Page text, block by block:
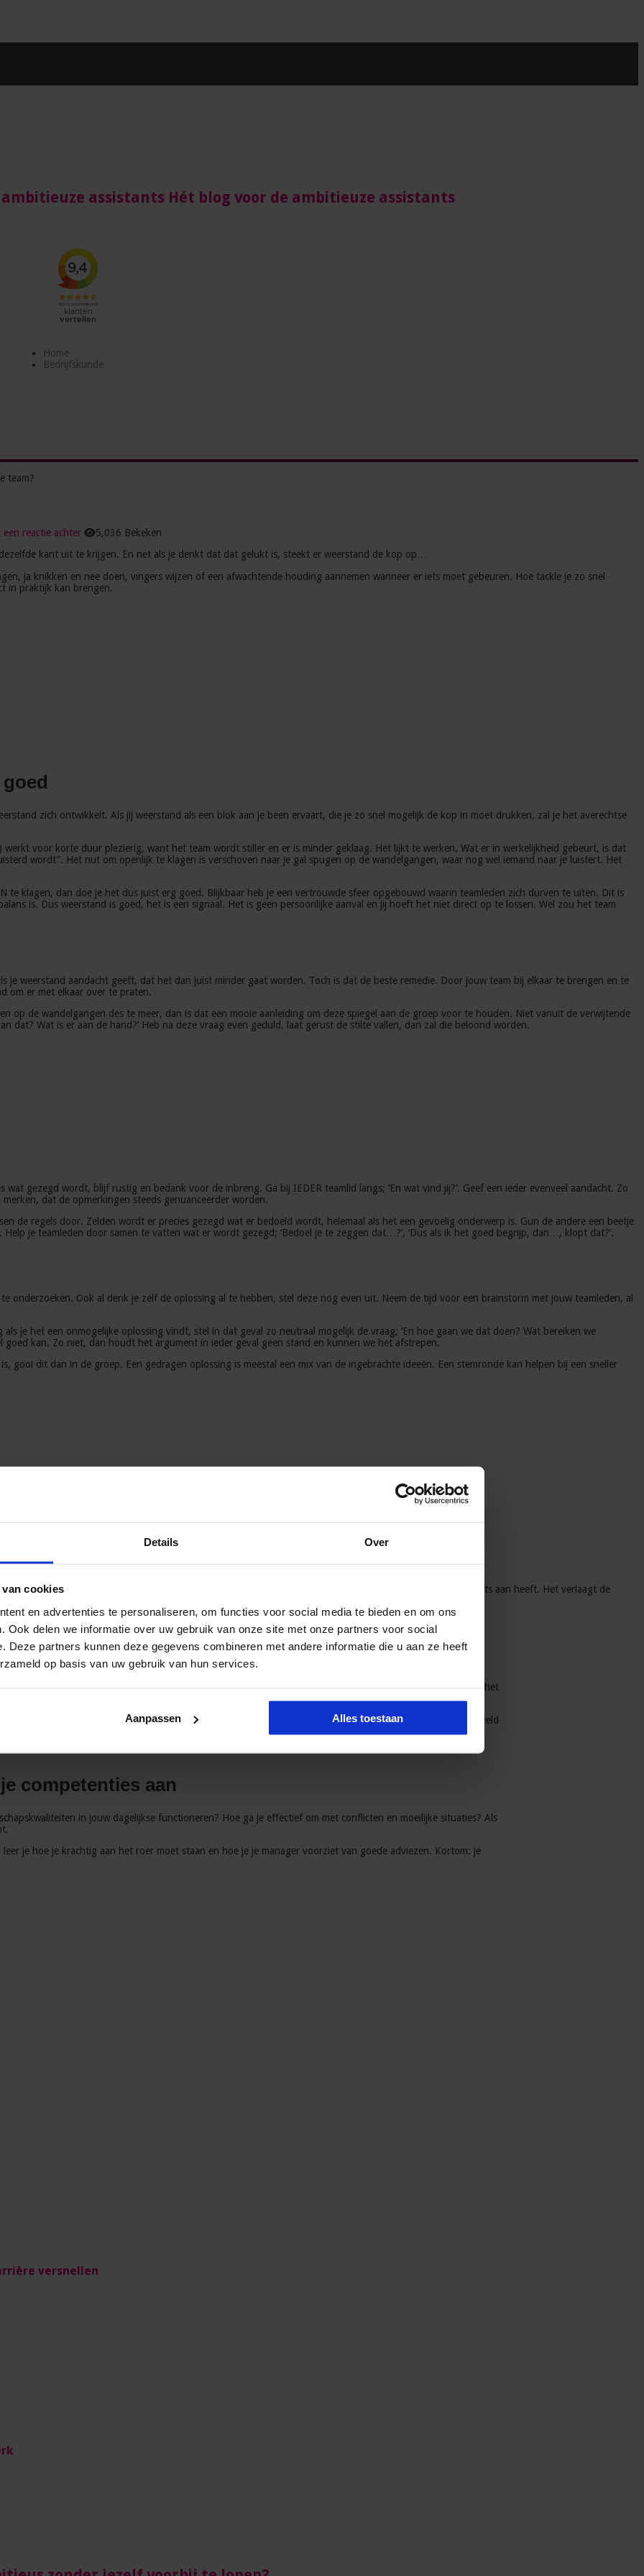
Details Over
cookies
en advertenties te personaliseren, om functies voor social media te bieden en om ons
Ook delen we informatie over uw gebruik van onze site met onze partners voor social
Deze partners kunnen deze gegevens combineren met andere informatie die u aan ze heeft
op basis van uw gebruik van hun services.
Aanpassen Alles toestaan
ambitieuze assistants Hét blog voor de ambitieuze assistants
Home
Bedrijfskunde
team?
een reactie achter
5,036 Bekeken
kant uit te krijgen. En net als je denkt dat dat gelukt is, steekt er weerstand de kop op…
ja knikken en nee doen, vingers wijzen of een afwachtende houding aannemen wanneer er iets moet gebeuren. Hoe tackle je zo snel
in praktijk kan brengen.
zich ontwikkelt. Als jij weerstand als een blok aan je been ervaart, die je zo snel mogelijk de kop in moet drukken, zal je het averechtse
voor korte duur plezierig, want het team wordt stiller en er is minder geklaag. Het lijkt te werken. Wat er in werkelijkheid gebeurt, is dat
wordt”. Het nut om openlijk te klagen is verschoven naar je gal spugen op de wandelgangen, waar nog wel iemand naar je luistert. Het
te klagen, dan doe je het dus juist erg goed. Blijkbaar heb je een vertrouwde sfeer opgebouwd waarin teamleden zich durven te uiten. Dit is
is. Dus weerstand is goed, het is een signaal. Het is geen persoonlijke aanval en jij hoeft het niet direct op te lossen. Wel zou het team
weerstand aandacht geeft, dat het dan juist minder gaat worden. Toch is dat de beste remedie. Door jouw team bij elkaar te brengen en te
om er met elkaar over te praten.
op de wandelgangen des te meer, dan is dat een mooie aanleiding om deze spiegel aan de groep voor te houden. Niet vanuit de verwijtende
dat? Wat is er aan de hand?’ Heb na deze vraag even geduld, laat gerust de stilte vallen, dan zal die beloond worden.
wat gezegd wordt, blijf rustig en bedank voor de inbreng. Ga bij IEDER teamlid langs; ‘En wat vind jij?’. Geef een ieder evenveel aandacht. Zo
dat de opmerkingen steeds genuanceerder worden.
de regels door. Zelden wordt er precies gezegd wat er bedoeld wordt, helemaal als het een gevoelig onderwerp is. Gun de andere een beetje
je teamleden door samen te vatten wat er wordt gezegd; ‘Bedoel je te zeggen dat…?’, ‘Dus als ik het goed begrijp, dan…, klopt dat?’.
onderzoeken. Ook al denk je zelf de oplossing al te hebben, stel deze nog even uit. Neem de tijd voor een brainstorm met jouw teamleden, al
je het een onmogelijke oplossing vindt, stel in dat geval zo neutraal mogelijk de vraag; ‘En hoe gaan we dat doen? Wat bereiken we
goed kan. Zo niet, dan houdt het argument in ieder geval geen stand en kunnen we het afstrepen.
gooi dit dan in de groep. Een gedragen oplossing is meestal een mix van de ingebrachte ideeën. Een stemronde kan helpen bij een sneller
het lijkt veel tijd te kosten. In werkelijkheid win je tijd:
is. Frustraties hoeven zo niet hoger op te lopen dan nodig.
team worden. De effectiviteit en sfeer gaat erop vooruit.
wordt niet gezien als negatieve kritiek of persoonlijke aanval, maar als nuttige feedback waar het hele team iets aan heeft. Het verlaagt de
groepsprocessen en teamleren. Ze is de docent van de opleiding Teamcoach op het secretariaat.
werken? Wil je hen coachen en inspireren, om zodoende het beste eruit te halen voor zowel het team, het
nemen en ingrijpen of complimenteren?
je hoe je dit doet en vergroot je jouw kennis en inzichten. De opleiding is door andere teamleiders beoordeeld
competenties aan
in jouw dagelijkse functioneren? Hoe ga je effectief om met conflicten en moeilijke situaties? Als
leer je hoe je krachtig aan het roer moet staan en hoe je je manager voorziet van goede adviezen. Kortom: je
versnellen